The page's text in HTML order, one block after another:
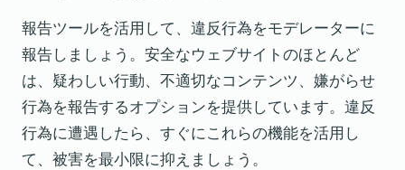
報告ツールを活用して、違反行為をモデレーターに
報告しましょう。安全なウェブサイトのほとんど
は、疑わしい行動、不適切なコンテンツ、嫌がらせ
行為を報告するオプションを提供しています。違反
行為に遭遇したら、すぐにこれらの機能を活用し
て、被害を最小限に抑えましょう。